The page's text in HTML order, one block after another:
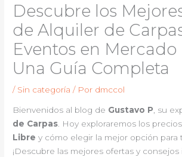
Descubre los
de Alquiler de
Eventos en Mercado
Una Guía Completa
/ Sin categoría / Por dmccol
Bienvenidos al blog de Gustavo P, su
de Carpas. Hoy exploraremos los
Libre y cómo elegir la mejor opción para
¡Descubre las mejores ofertas y consejos